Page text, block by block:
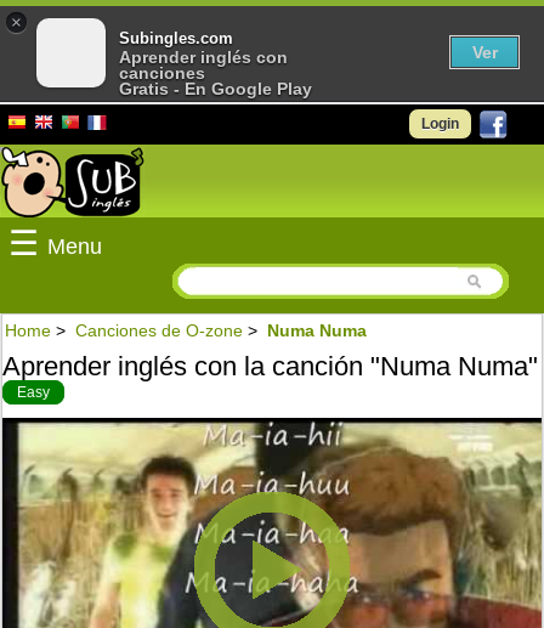
Login
☰ Menu
Home > Canciones de O-zone > Numa Numa
Aprender inglés con la canción "Numa Numa"
Easy
×
Subingles.com
Aprender inglés con
canciones
Gratis - En Google Play
Ver